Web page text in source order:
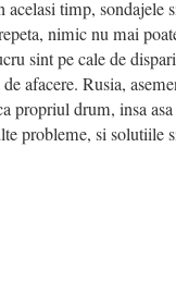
timp, sondajele
nimic nu mai
sint pe cale de
afacere. Rusia,
propriul drum, insa
probleme, si solutiile